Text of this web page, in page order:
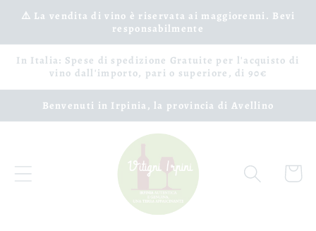
Vai
direttamente
⚠️ La vendita di vino è riservata ai maggiorenni. Bevi
responsabilmente
In Italia: Spese di spedizione Gratuite per l'acquisto di
vino dall'importo, pari o superiore, di 90€
Benvenuti in Irpinia, la provincia di Avellino
Carrello